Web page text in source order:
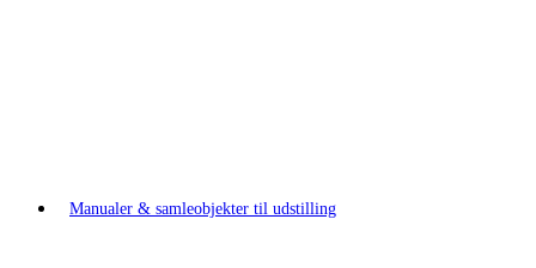
Manualer & samleobjekter til udstilling